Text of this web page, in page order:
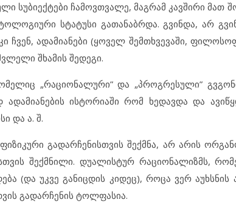
სუბიექტები ჩამოვთვალე, მაგრამ კავშირი მათ
სტატუსი გათანაბრდა. გვინდა, არ
ჩვენ, ადამიანები (ყოველ შემთხვევაში,
შხამის შედეგი.
„რაციონალური” და „პროგრესული”
ისტორიაში რომ ხედავდა და
და ა. შ.
გადარჩენისთვის შექმნა, არ არის
შექმნილი. დუალისტურ რაციონალიზმს,
(და უკვე განიცდის კიდეც), როცა ვერ აუხსნის
გადარჩენის ტოლფასია.